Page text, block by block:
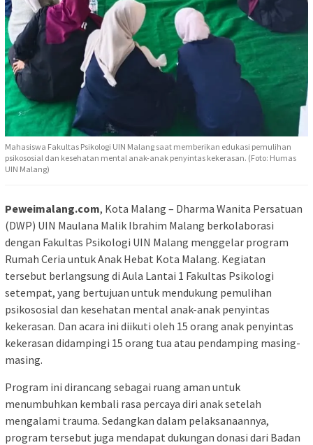
Mahasiswa Fakultas Psikologi UIN Malang saat memberikan edukasi pemulihan
psikososial dan kesehatan mental anak-anak penyintas kekerasan. (Foto: Humas
UIN Malang)
Peweimalang.com, Kota Malang – Dharma Wanita Persatuan
(DWP) UIN Maulana Malik Ibrahim Malang berkolaborasi
dengan Fakultas Psikologi UIN Malang menggelar program
Rumah Ceria untuk Anak Hebat Kota Malang. Kegiatan
tersebut berlangsung di Aula Lantai 1 Fakultas Psikologi
setempat, yang bertujuan untuk mendukung pemulihan
psikososial dan kesehatan mental anak-anak penyintas
kekerasan. Dan acara ini diikuti oleh 15 orang anak penyintas
kekerasan didampingi 15 orang tua atau pendamping masing-
masing.
Program ini dirancang sebagai ruang aman untuk
menumbuhkan kembali rasa percaya diri anak setelah
mengalami trauma. Sedangkan dalam pelaksanaannya,
program tersebut juga mendapat dukungan donasi dari Badan